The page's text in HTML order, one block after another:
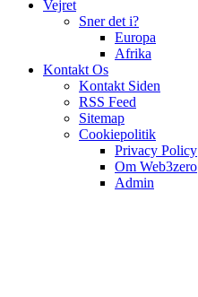
Vejret
Sner det i?
Europa
Afrika
Kontakt Os
Kontakt Siden
RSS Feed
Sitemap
Cookiepolitik
Privacy Policy
Om Web3zero
Admin